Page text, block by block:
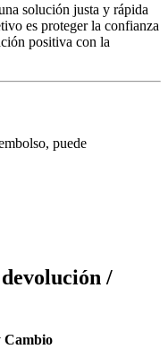
solución justa y rápida
es proteger la confianza
positiva con la
puede
/
Cambio